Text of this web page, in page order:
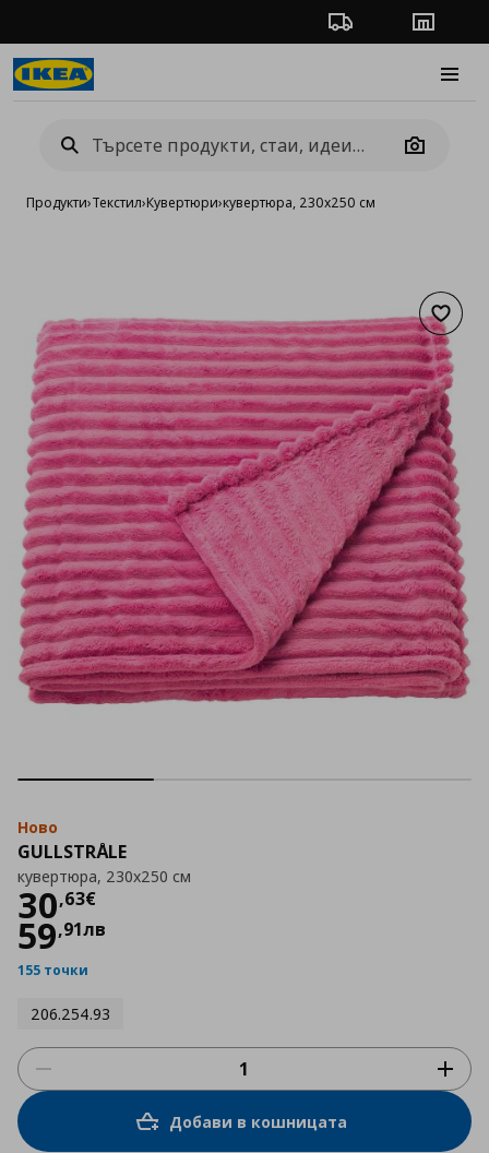
Проследяване на
Camera
Продукти›Текстил›Кувертюри›кувертюра, 230x250 см
Ново
GULLSTRÅLE
кувертюра, 230x250 см
30,63€
Цена
59,91лв
155 точки
206.254.93
Добави в кошницата